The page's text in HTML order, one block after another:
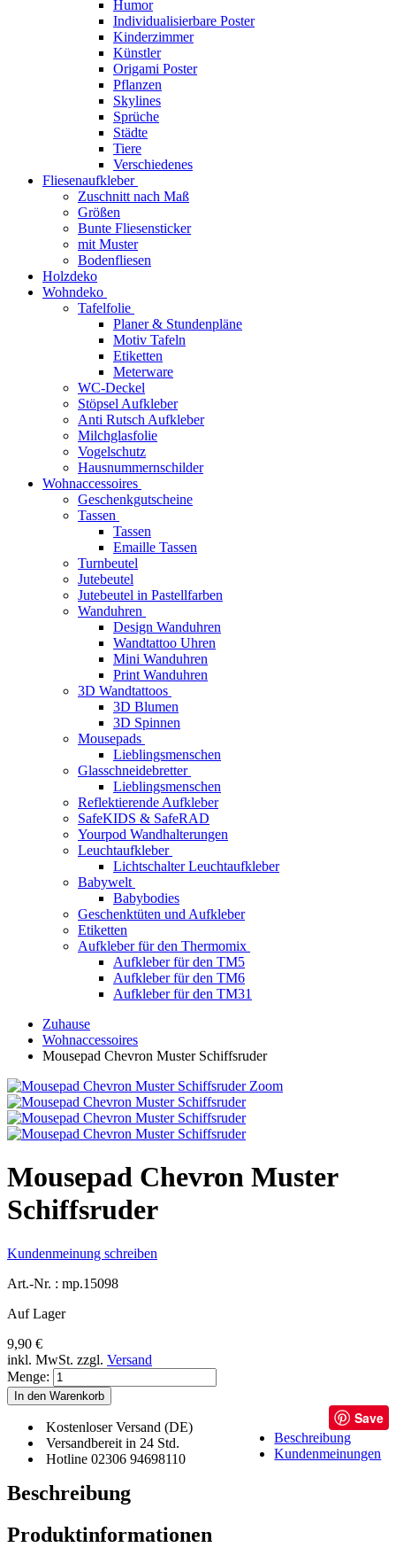
Humor
Individualisierbare Poster
Kinderzimmer
Künstler
Origami Poster
Pflanzen
Skylines
Sprüche
Städte
Tiere
Verschiedenes
Fliesenaufkleber
Zuschnitt nach Maß
Größen
Bunte Fliesensticker
mit Muster
Bodenfliesen
Holzdeko
Wohndeko
Tafelfolie
Planer & Stundenpläne
Motiv Tafeln
Etiketten
Meterware
WC-Deckel
Stöpsel Aufkleber
Anti Rutsch Aufkleber
Milchglasfolie
Vogelschutz
Hausnummernschilder
Wohnaccessoires
Geschenkgutscheine
Tassen
Tassen
Emaille Tassen
Turnbeutel
Jutebeutel
Jutebeutel in Pastellfarben
Wanduhren
Design Wanduhren
Wandtattoo Uhren
Mini Wanduhren
Print Wanduhren
3D Wandtattoos
3D Blumen
3D Spinnen
Mousepads
Lieblingsmenschen
Glasschneidebretter
Lieblingsmenschen
Reflektierende Aufkleber
SafeKIDS & SafeRAD
Yourpod Wandhalterungen
Leuchtaufkleber
Lichtschalter Leuchtaufkleber
Babywelt
Babybodies
Geschenktüten und Aufkleber
Etiketten
Aufkleber für den Thermomix
Aufkleber für den TM5
Aufkleber für den TM6
Aufkleber für den TM31
Zuhause
Wohnaccessoires
Mousepad Chevron Muster Schiffsruder
Zoom
Mousepad Chevron Muster
Schiffsruder
Kundenmeinung schreiben
Art.-Nr. : mp.15098
Auf Lager
9,90 €
inkl. MwSt. zzgl. Versand
Menge:
In den Warenkorb
Kostenloser Versand (DE)
Versandbereit in 24 Std.
Hotline 02306 94698110
Save
Beschreibung
Kundenmeinungen
Beschreibung
Produktinformationen